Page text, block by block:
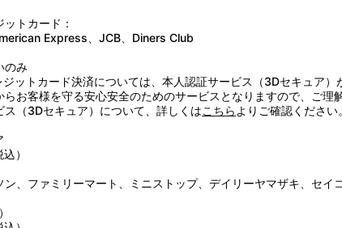
け、お子様の手の届かないところに保管してください。
トカード：
Express、JCB、Diners Club
のみ
ットカード決済については、本人認証サービス（3Dセキュア
お客様を守る安心安全のためのサービスとなりますので、ご理
（3Dセキュア）について、詳しくはこちらよりご確認ください。
）
、ファミリーマート、ミニストップ、デイリーヤマザキ、セイ